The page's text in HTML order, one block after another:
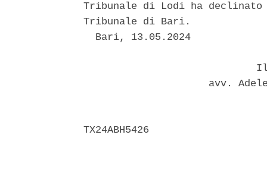
Tribunale di Lodi ha
Tribunale di Bari.
  Bari, 13.05.2024
avv.